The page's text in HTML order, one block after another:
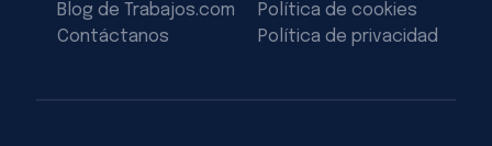
Blog de Trabajos.com
Contáctanos
Política de cookies
Política de privacidad